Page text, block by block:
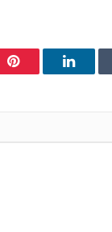
Pinterest